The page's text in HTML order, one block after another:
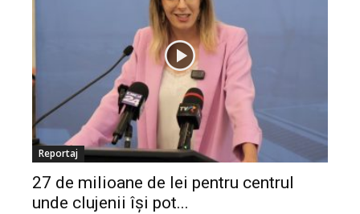
Reportaj
27 de milioane de lei pentru centrul
unde clujenii își pot...